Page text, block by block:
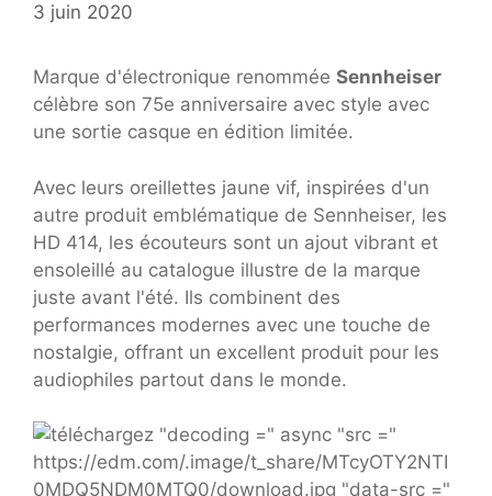
3 juin 2020
Marque d'électronique renommée Sennheiser
célèbre son 75e anniversaire avec style avec
une sortie casque en édition limitée.
Avec leurs oreillettes jaune vif, inspirées d'un
autre produit emblématique de Sennheiser, les
HD 414, les écouteurs sont un ajout vibrant et
ensoleillé au catalogue illustre de la marque
juste avant l'été. Ils combinent des
performances modernes avec une touche de
nostalgie, offrant un excellent produit pour les
audiophiles partout dans le monde.